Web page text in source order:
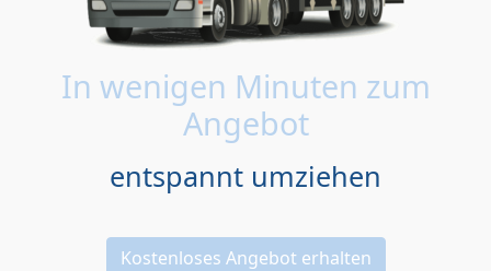
In wenigen Minuten zum
Angebot
entspannt umziehen
Kostenloses Angebot erhalten